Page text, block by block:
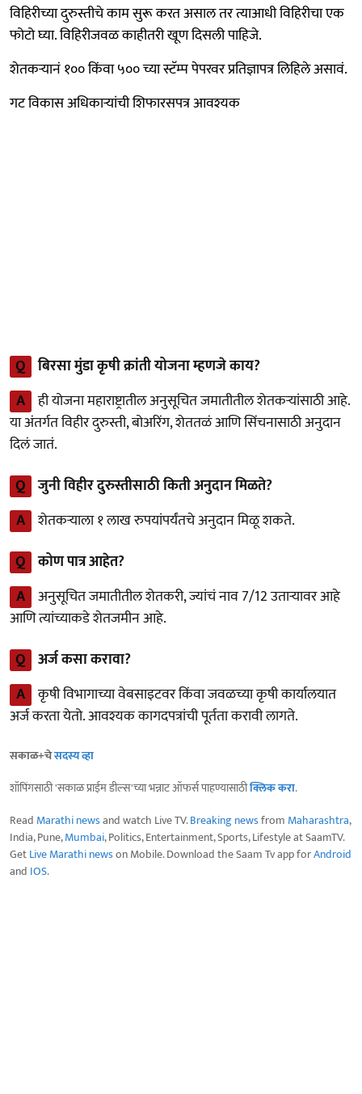
विहिरीच्या दुरुस्तीचे काम सुरू करत असाल तर त्याआधी विहिरीचा एक
फोटो घ्या. विहिरीजवळ काहीतरी खूण दिसली पाहिजे.
शेतकऱ्यानं १०० किंवा ५०० च्या स्टॅम्प पेपरवर प्रतिज्ञापत्र लिहिले असावं.
गट विकास अधिकाऱ्यांची शिफारसपत्र आवश्यक
Q बिरसा मुंडा कृषी क्रांती योजना म्हणजे काय?
A ही योजना महाराष्ट्रातील अनुसूचित जमातीतील शेतकऱ्यांसाठी आहे.
या अंतर्गत विहीर दुरुस्ती, बोअरिंग, शेततळं आणि सिंचनासाठी अनुदान
दिलं जातं.
Q जुनी विहीर दुरुस्तीसाठी किती अनुदान मिळते?
A शेतकऱ्याला १ लाख रुपयांपर्यंतचे अनुदान मिळू शकते.
Q कोण पात्र आहेत?
A अनुसूचित जमातीतील शेतकरी, ज्यांचं नाव 7/12 उताऱ्यावर आहे
आणि त्यांच्याकडे शेतजमीन आहे.
Q अर्ज कसा करावा?
A कृषी विभागाच्या वेबसाइटवर किंवा जवळच्या कृषी कार्यालयात
अर्ज करता येतो. आवश्यक कागदपत्रांची पूर्तता करावी लागते.
सकाळ+चेसदस्य व्हा
शॉपिंगसाठी 'सकाळ प्राईम डील्स'च्या भन्नाट ऑफर्स पाहण्यासाठीक्लिक करा.
Read Marathi newsand watch Live TV.Breaking newsfrom Maharashtra,
India, Pune,Mumbai, Politics, Entertainment, Sports, Lifestyle at SaamTV.
GetLive Marathi newson Mobile. Download the Saam Tv app forAndroid
and IOS.